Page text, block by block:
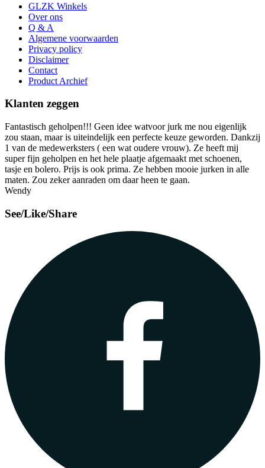
GLZK Winkels
Over ons
Q & A
Algemene voorwaarden
Privacy policy
Disclaimer
Contact
Product Archief
Klanten zeggen
Fantastisch geholpen!!! Geen idee watvoor jurk me nou eigenlijk
zou staan, maar is uiteindelijk een perfecte keuze geworden. Dankzij
1 van de medewerksters ( een wat oudere vrouw). Ze heeft mij
super fijn geholpen en het hele plaatje afgemaakt met schoenen,
tasje en bolero. Prijs is ook prima. Ze hebben mooie jurken in alle
maten. Zou zeker aanraden om daar heen te gaan.
Wendy
See/Like/Share